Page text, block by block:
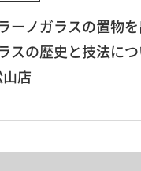
ーノガラスの置物
スの歴史と技法に
店